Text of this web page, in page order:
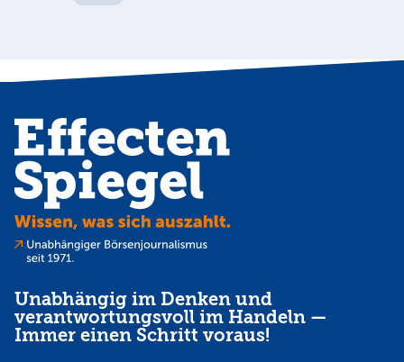
Unabhängig im Denken und
verantwortungsvoll im Handeln —
Immer einen Schritt voraus!